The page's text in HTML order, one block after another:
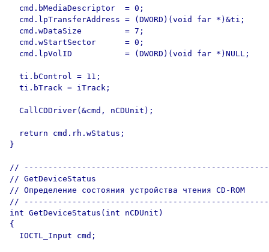
  cmd.bMediaDescriptor  = 0;
  cmd.lpTransferAddress = (DWORD)(void far *)&ti;
  cmd.wDataSize         = 7;
  cmd.wStartSector      = 0;
  cmd.lpVolID           = (DWORD)(void far *)NULL;
  ti.bControl = 11;
  ti.bTrack = iTrack;
  CallCDDriver(&cmd, nCDUnit);
  return cmd.rh.wStatus;
}
// ---------------------------------------------------
// GetDeviceStatus
// Определение состояния устройства чтения CD-ROM
// ---------------------------------------------------
int GetDeviceStatus(int nCDUnit)
{
  IOCTL_Input cmd;